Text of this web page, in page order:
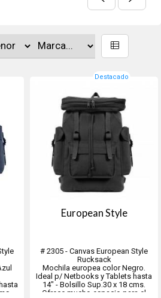
Destacado
European Style
# 2305 - Canvas European Style
Rucksack
Mochila europea color Negro.
Ideal p/ Netbooks y Tablets hasta
14" - Bolsillo Sup.30 x 18 cms.
Ofrece mucho espacio para el